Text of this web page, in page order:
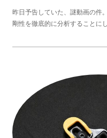
昨日予告していた、謎動画の件
剛性を徹底的に分析することに